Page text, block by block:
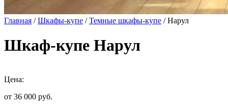
Главная /Шкафы-купе /Темные шкафы-купе / Нарул
Шкаф-купе Нарул
Цена:
от 36 000 руб.